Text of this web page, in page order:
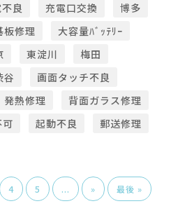
良 充電口交換
博多
板修理
大容量ﾊﾞｯﾃﾘｰ
東淀川
梅田
谷
画面タッチ不良
発熱修理
背面ガラス修理
起動不良 郵送修理
4 5 ... » 最後 »